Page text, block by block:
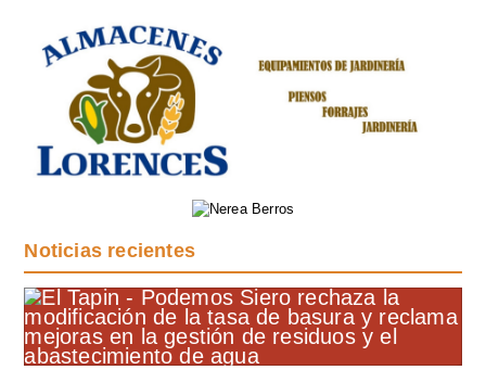
Noticias recientes